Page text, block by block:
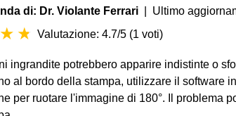
di: Dr. Violante Ferrari | Ultimo
Valutazione: 4.7/5 (1 voti)
ingrandite potrebbero apparire indistinte o
al bordo della stampa, utilizzare il software
per ruotare l'immagine di 180°. Il problema